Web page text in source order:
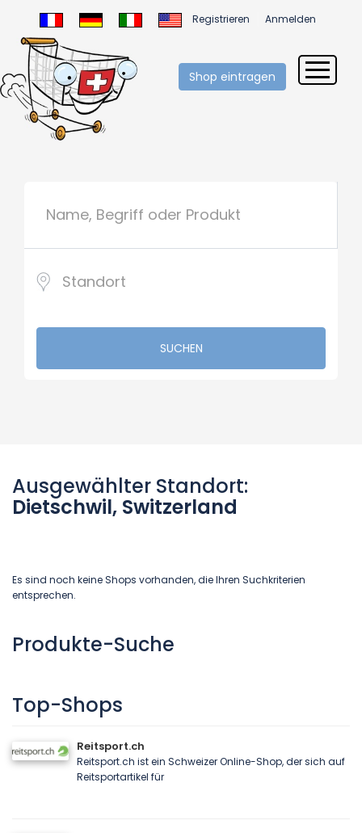
Registrieren Anmelden
Shop eintragen
SUCHEN
Ausgewählter Standort:
Dietschwil, Switzerland
Es sind noch keine Shops vorhanden, die Ihren Suchkriterien
entsprechen.
Produkte-Suche
Top-Shops
Reitsport.ch
Reitsport.ch ist ein Schweizer Online-Shop, der sich auf
Reitsportartikel für